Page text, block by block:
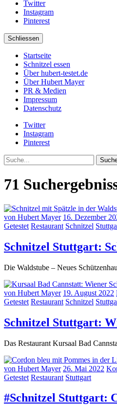
Twitter
Instagram
Pinterest
Schliessen
Startseite
Schnitzel essen
Über hubert-testet.de
Über Hubert Mayer
PR & Medien
Impressum
Datenschutz
Twitter
Instagram
Pinterest
Suche
71
von Hubert Mayer 16. Dezember
Getestet Restaurant Schnitzel
Schnitzel Stuttgart:
Die Waldstube – Neues
von Hubert Mayer 19. August 2022
Getestet Restaurant Schnitzel
Schnitzel Stuttgart:
Das Restaurant Kursaal Bad
von Hubert Mayer 26. Mai 2022
Getestet Restaurant Stuttgart
#Schnitzel Stuttgart: